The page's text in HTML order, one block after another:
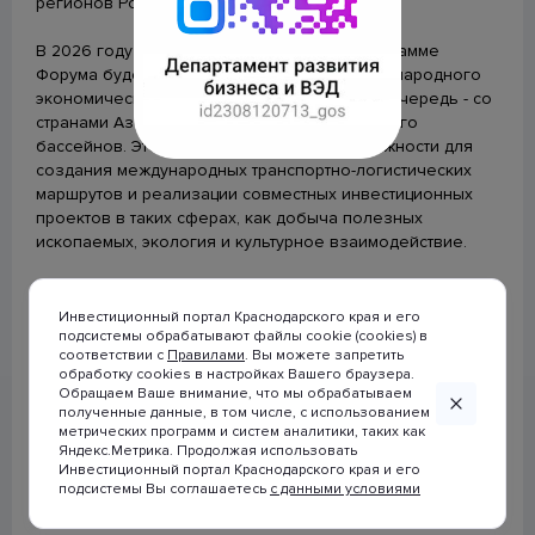
В 2026 году особый акцент в деловой программе
Форума будет сделан на расширении международного
экономического сотрудничества, в первую очередь - со
странами Азово-Черноморского и Каспийского
бассейнов. Это позволит расширить возможности для
создания международных транспортно-логистических
маршрутов и реализации совместных инвестиционных
проектов в таких сферах, как добыча полезных
ископаемых, экология и культурное взаимодействие.
заключения деловых контрактов с целью развития
инвестиционных проектов и государственно-частного
партнерства в российских регионах.
Подробная информация на сайте:forumkavkaz.org
строительства (ЕИСЖС)
Календарь предоставления статистической отчетности
Будь в курсе
© 2007-2026 Инвестиционный портал
Краснодарского края
При использовании материалов
ссылка на сайт
www.investkuban.ruобязательна
Инвестиционный портал Краснодарского края и его
подсистемы обрабатывают файлы cookie (cookies) в
соответствии с Правилами. Вы можете запретить
обработку cookies в настройках Вашего браузера.
Обращаем Ваше внимание, что мы обрабатываем
полученные данные, в том числе, с использованием
метрических программ и систем аналитики, таких как
Яндекс.Метрика. Продолжая использовать
Инвестиционный портал Краснодарского края и его
подсистемы Вы соглашаетесь с данными условиями